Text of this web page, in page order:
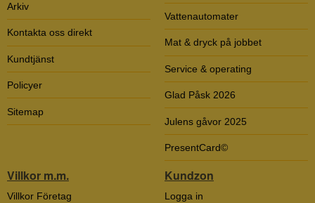
Arkiv
Kontakta oss direkt
Kundtjänst
Policyer
Sitemap
Vattenautomater
Mat & dryck på jobbet
Service & operating
Glad Påsk 2026
Julens gåvor 2025
PresentCard©
Villkor m.m.
Villkor Företag
Kundzon
Logga in